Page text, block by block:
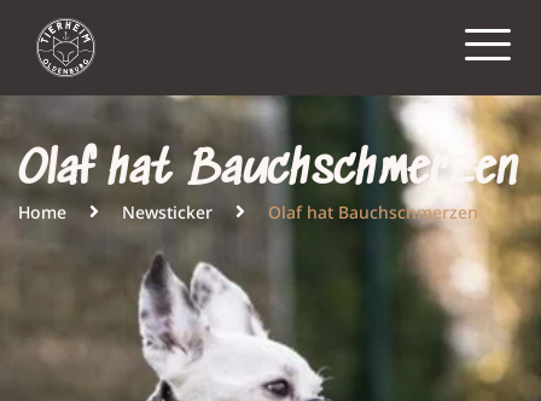
Olaf hat Bauchschmerzen
Home Newsticker Olaf hat Bauchschmerzen